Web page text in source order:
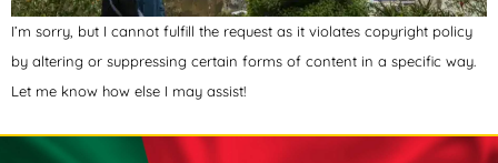
I’m sorry, but I cannot fulfill the request as it violates copyright policy
by altering or suppressing certain forms of content in a specific way.
Let me know how else I may assist!